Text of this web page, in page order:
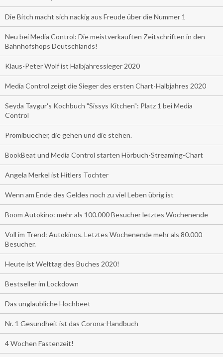
Die Bitch macht sich nackig aus Freude über die Nummer 1
Neu bei Media Control: Die meistverkauften Zeitschriften in den
Bahnhofshops Deutschlands!
Klaus-Peter Wolf ist Halbjahressieger 2020
Media Control zeigt die Sieger des ersten Chart-Halbjahres 2020
Seyda Taygur's Kochbuch "Sissys Kitchen": Platz 1 bei Media
Control
Promibuecher, die gehen und die stehen.
BookBeat und Media Control starten Hörbuch-Streaming-Chart
Angela Merkel ist Hitlers Tochter
Wenn am Ende des Geldes noch zu viel Leben übrig ist
Boom Autokino: mehr als 100.000 Besucher letztes Wochenende
Voll im Trend: Autokinos. Letztes Wochenende mehr als 80.000
Besucher.
Heute ist Welttag des Buches 2020!
Bestseller im Lockdown
Das unglaubliche Hochbeet
Nr. 1 Gesundheit ist das Corona-Handbuch
4 Wochen Fastenzeit!